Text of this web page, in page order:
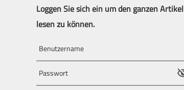
Loggen Sie sich ein um den ganzen Artikel
lesen zu können.